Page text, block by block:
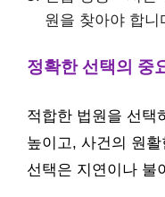
원을 찾아야 합니
정확한 선택의 중
적합한 법원을 선택
높이고, 사건의 원
선택은 지연이나 불